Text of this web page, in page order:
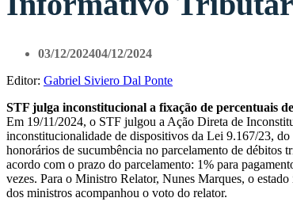
03/12/202404/12/2024
Editor: Gabriel Siviero Dal Ponte
STF julga inconstitucional a fixação de percentuais
Em 19/11/2024, o STF julgou a Ação Direta de
inconstitucionalidade de dispositivos da Lei 9.167/23,
honorários de sucumbência no parcelamento de débitos
acordo com o prazo do parcelamento: 1% para
vezes. Para o Ministro Relator, Nunes Marques, o
dos ministros acompanhou o voto do relator.